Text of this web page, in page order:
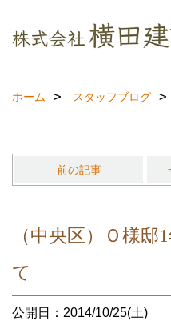
ホーム スタッフブログ
前の記事
（中央区）Ｏ様邸
て
公開日：2014/10/25(土)